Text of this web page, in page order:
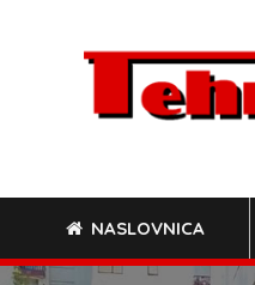
NASLOVNICA